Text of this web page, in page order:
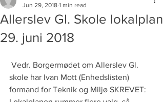
Allerslev Gl. Skole lokalplan
29. juni 2018
Jun 29, 2018 1 min read
skole har Ivan Mott (Enhedslisten)
formand for Teknik og Miljø SKREVET: